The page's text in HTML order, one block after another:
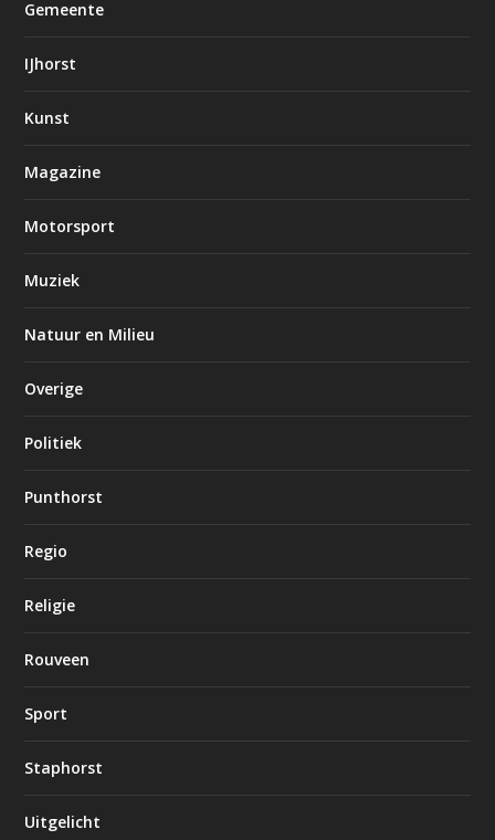
Gemeente
IJhorst
Kunst
Magazine
Motorsport
Muziek
Natuur en Milieu
Overige
Politiek
Punthorst
Regio
Religie
Rouveen
Sport
Staphorst
Uitgelicht